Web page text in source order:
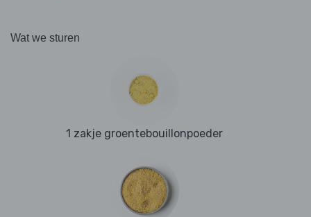
Wat we sturen
1 zakje groentebouillonpoeder